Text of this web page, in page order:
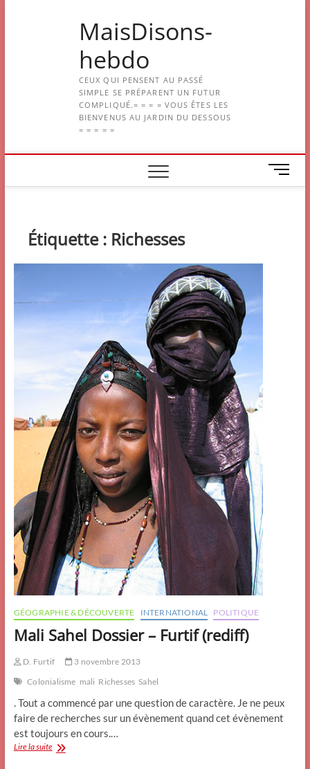
MaisDisons-
hebdo
CEUX QUI PENSENT AU PASSÉ
SIMPLE SE PRÉPARENT UN FUTUR
COMPLIQUÉ.= = = = VOUS ÊTES LES
BIENVENUS AU JARDIN DU DESSOUS
= = = = =
M
e
Étiquette : Richesses
GÉOGRAPHIE & DÉCOUVERTE INTERNATIONAL POLITIQUE
Mali Sahel Dossier – Furtif (rediff)
D. Furtif
3 novembre 2013
Colonialisme mali Richesses Sahel
. Tout a commencé par une question de caractère. Je ne peux
faire de recherches sur un évènement quand cet évènement
est toujours en cours.…
Lire la suiteMali